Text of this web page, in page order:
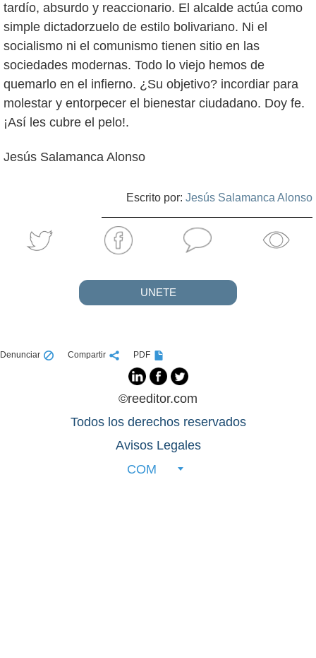
tardío, absurdo y reaccionario. El alcalde actúa como
simple dictadorzuelo de estilo bolivariano. Ni el
socialismo ni el comunismo tienen sitio en las
sociedades modernas. Todo lo viejo hemos de
quemarlo en el infierno. ¿Su objetivo? incordiar para
molestar y entorpecer el bienestar ciudadano. Doy fe.
¡Así les cubre el pelo!.
Jesús Salamanca Alonso
Escrito por: Jesús Salamanca Alonso
UNETE
Denunciar Compartir PDF
©reeditor.com
Todos los derechos reservados
Avisos Legales